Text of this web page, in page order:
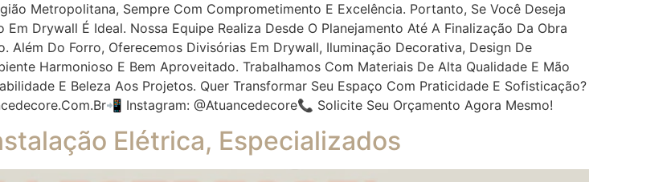
Metropolitana, Sempre Com Comprometimento E Excelência. Portanto, Se Você Deseja
Drywall É Ideal. Nossa Equipe Realiza Desde O Planejamento Até A Finalização Da Obra
Além Do Forro, Oferecemos Divisórias Em Drywall, Iluminação Decorativa, Design De
Harmonioso E Bem Aproveitado. Trabalhamos Com Materiais De Alta Qualidade E Mão
E Beleza Aos Projetos. Quer Transformar Seu Espaço Com Praticidade E Sofisticação?
Instagram: @atuancedecore📞 Solicite Seu Orçamento Agora Mesmo!
Elétrica, Especializados